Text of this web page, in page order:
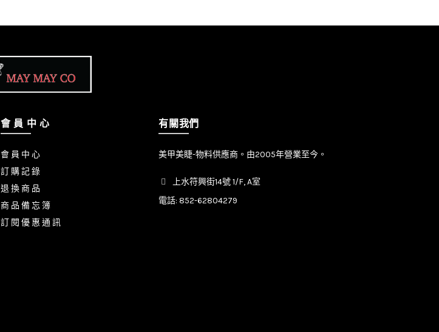
會 員 中 心
會 員 中 心
訂 購 記 錄
退 換 商 品
商 品 備 忘 簿
訂 閱 優 惠 通 訊
有關我們
美甲美睫-物料供應商。由2005年營業至今。
上水符興街14號 1/F, A室
電話: 852-62804279